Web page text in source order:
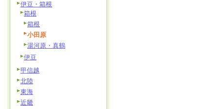
伊豆・箱根
箱根
箱根
小田原
湯河原・真鶴
伊豆
甲信越
北陸
東海
近畿